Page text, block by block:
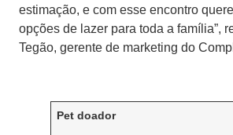
estimação, e com esse encontro
opções de lazer para toda a família”,
Tegão, gerente de marketing do
Pet doador